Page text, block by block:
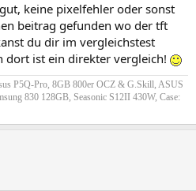
keine pixelfehler oder sonst
beitrag gefunden wo der tft
du dir im vergleichstest
dort ist ein direkter vergleich!
P5Q-Pro, 8GB 800er OCZ & G.Skill, ASUS
830 128GB, Seasonic S12II 430W, Case: